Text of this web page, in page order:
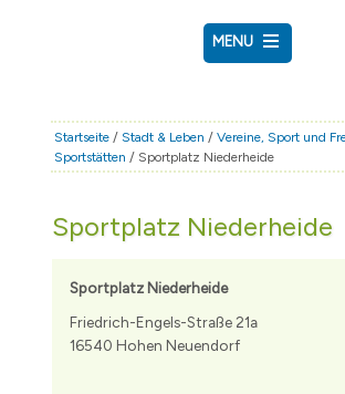
MENU
RATHAUS & POLITIK
BÜRGERSERVICE
BAUEN & WIRTSCHAFT
Startseite /Stadt & Leben /Vereine, Sport und
Sportstätten / Sportplatz Niederheide
Sportplatz Niederheide
Sportplatz Niederheide
Friedrich-Engels-Straße 21a
16540 Hohen Neuendorf